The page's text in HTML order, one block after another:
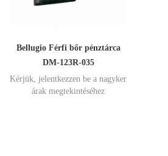
Bellugio Férfi bőr pénztárca
DM-123R-035
Kérjük, jelentkezzen be a nagyker
árak megtekintéséhez